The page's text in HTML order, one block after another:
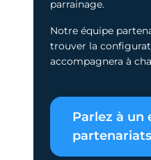
parrainage.
Notre équipe
trouver la
accompagnera à
Parlez à un
partenariats